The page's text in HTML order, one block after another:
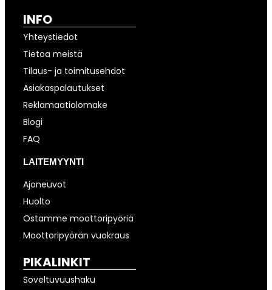
INFO
Yhteystiedot
Tietoa meistä
Tilaus- ja toimitusehdot
Asiakaspalautukset
Reklamaatiolomake
Blogi
FAQ
LAITEMYYNTI
Ajoneuvot
Huolto
Ostamme moottoripyöriä
Moottoripyörän vuokraus
PIKALINKIT
Soveltuvuushaku